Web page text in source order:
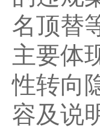
名顶替
主要体
性转向
容及说